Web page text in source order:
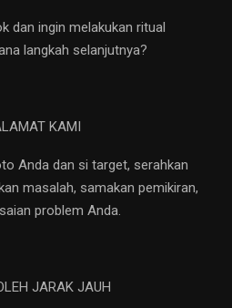
dan ingin melakukan ritual
langkah selanjutnya?
KAMI
Anda dan si target, serahkan
masalah, samakan pemikiran,
problem Anda.
JARAK JAUH